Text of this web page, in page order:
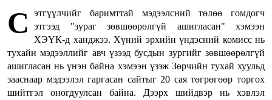
С
этгүүлчийг баримттай мэдээлсний төлөө гомдогч
этгээд "зураг зөвшөөрөлгүй ашигласан" хэмээн
ХЭҮК-д ханджээ. Хүний эрхийн үндэсний комисс нь
тухайн мэдээллийг авч үзээд бусдын зургийг зөвшөөрөлгүй
ашигласан нь үнэн байна хэмээн үзэж Зөрчийн тухай хуульд
зааснаар мэдээлэл гаргасан сайтыг 20 сая төгрөгөөр торгох
шийтгэл оногдуулсан байна. Дээрх шийдвэр нь хэвлэл